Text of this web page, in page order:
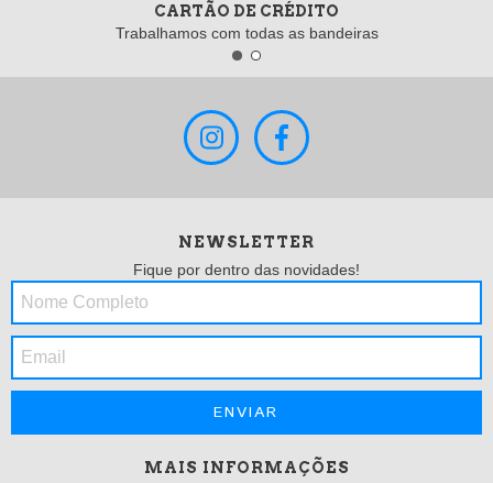
CARTÃO DE CRÉDITO
Trabalhamos com todas as bandeiras
NEWSLETTER
Fique por dentro das novidades!
MAIS INFORMAÇÕES